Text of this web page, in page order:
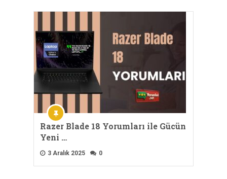
Razer Blade 18 Yorumları ile Gücün
Yeni …
3 Aralık 2025 0